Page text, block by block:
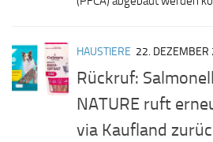
HAUSTIERE 22. DEZEMBER
Rückruf:
NATURE ruft
via Kaufland